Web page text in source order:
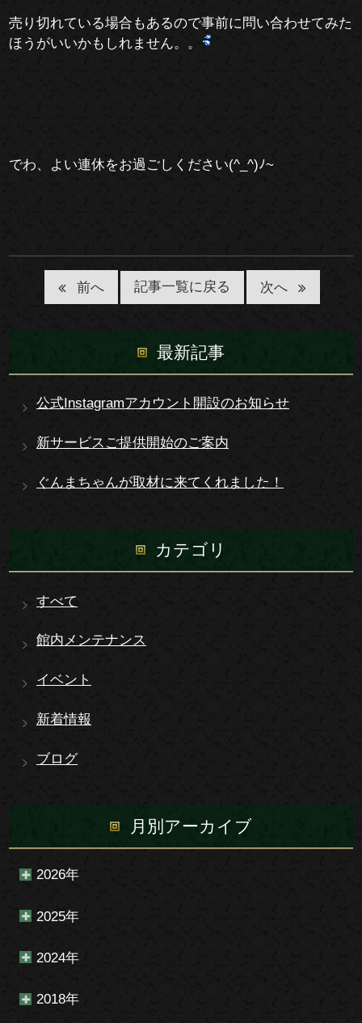
売り切れている場合もあるので事前に問い合わせてみた
ほうがいいかもしれません。。
でわ、よい連休をお過ごしください(^_^)ﾉ~
前へ 記事一覧に戻る 次へ
最新記事
公式Instagramアカウント開設のお知らせ
新サービスご提供開始のご案内
ぐんまちゃんが取材に来てくれました！
カテゴリ
すべて
館内メンテナンス
イベント
新着情報
ブログ
月別アーカイブ
2026年
2025年
2024年
2018年